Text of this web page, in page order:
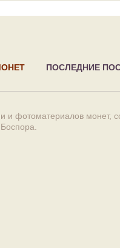
ПОСЛЕДНИЕ
и фотоматериалов монет,